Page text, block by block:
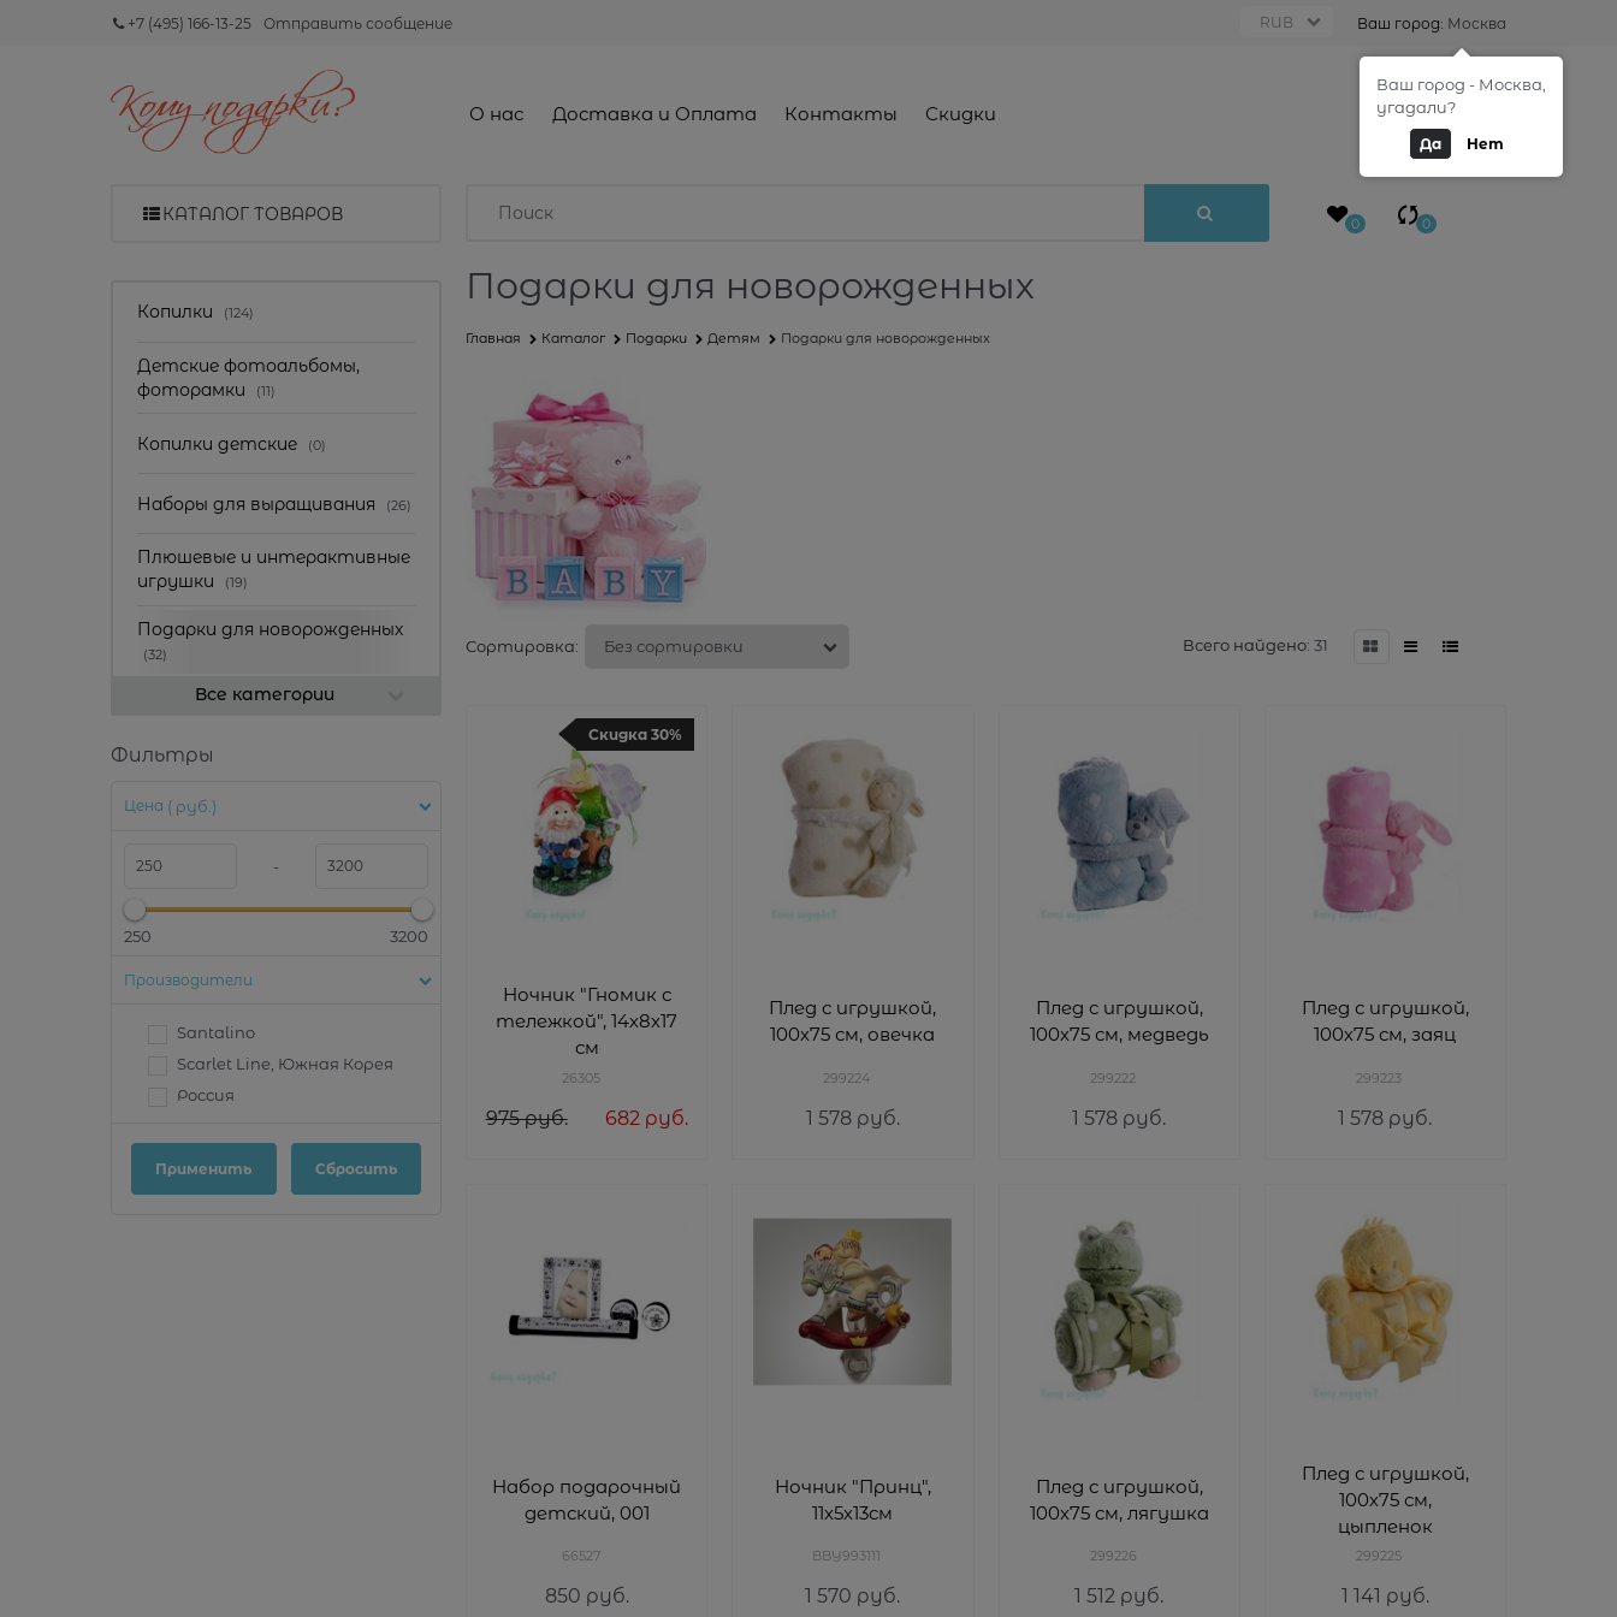
+7 (495) 166-13-25 Отправить сообщение Ваш город: Москва
О нас Доставка и Оплата Контакты Скидки
0
КАТАЛОГ ТОВАРОВ 0 0
Копилки (124)
Детские фотоальбомы,
фоторамки
(11)
Копилки детские (0)
Наборы для выращивания (26)
Плюшевые и интерактивные
игрушки
(19)
Подарки для новорожденных
(32)
Все категории
Фильтры
Цена ( руб.)
-
250 3200
Производители
Santalino
Scarlet Line, Южная Корея
Россия
Подарки для новорожденных
Главная Каталог Подарки Детям Подарки для новорожденных
Сортировка: Всего найдено: 31
Скидка 30%
Ночник "Гномик с
тележкой", 14х8х17
см
26305
975 руб. 682 руб.
Плед с игрушкой,
100х75 см, овечка
299224
1 578 руб.
Плед с игрушкой,
100х75 см, медведь
299222
1 578 руб.
Плед с игрушкой,
100х75 см, заяц
299223
1 578 руб.
Набор подарочный
детский, 001
66527
850 руб.
Ночник "Принц",
11х5х13см
BBY993111
1 570 руб.
Плед с игрушкой,
100х75 см, лягушка
299226
1 512 руб.
Плед с игрушкой,
100х75 см,
цыпленок
299225
1 141 руб.
Ваш город - Москва,
угадали?
Да Нет